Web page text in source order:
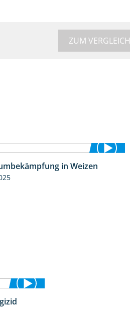
ZUM VERGLEICH
in Weizen